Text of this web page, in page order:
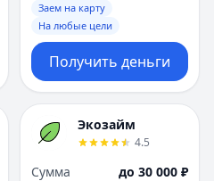
Заем на карту
На любые цели
Получить деньги
Экозайм
4.5
Сумма
до 30 000 ₽